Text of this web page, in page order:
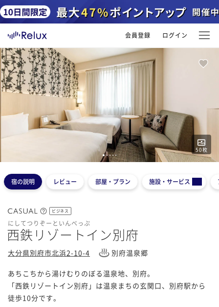
会員登録 ログイン
50枚
12345
宿の説明 レビュー 部屋・プラン 施設・サービス
ビジネス
にしてつりぞーといんべっぷ
西鉄リゾートイン別府
大分県別府市北浜2-10-4 別府温泉郷
あちこちから湯けむりのぼる温泉地、別府。
「西鉄リゾートイン別府」は温泉まちの玄関口、別府駅から
徒歩10分です。